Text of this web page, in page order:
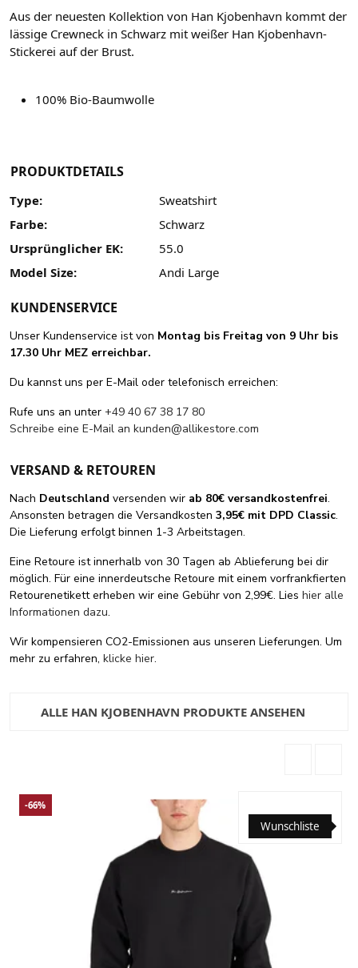
Aus der neuesten Kollektion von Han Kjobenhavn kommt der
lässige Crewneck in Schwarz mit weißer Han Kjobenhavn-
Stickerei auf der Brust.
100% Bio-Baumwolle
PRODUKTDETAILS
Type:
Sweatshirt
Farbe:
Schwarz
Ursprünglicher EK:
55.0
Model Size:
Andi Large
KUNDENSERVICE
Unser Kundenservice ist von Montag bis Freitag von 9 Uhr bis
17.30 Uhr MEZ erreichbar.
Du kannst uns per E-Mail oder telefonisch erreichen:
Rufe uns an unter +49 40 67 38 17 80
Schreibe eine E-Mail an kunden@allikestore.com
VERSAND & RETOUREN
Nach Deutschland versenden wir ab 80€ versandkostenfrei.
Ansonsten betragen die Versandkosten 3,95€ mit DPD Classic.
Die Lieferung erfolgt binnen 1-3 Arbeitstagen.
Eine Retoure ist innerhalb von 30 Tagen ab Ablieferung bei dir
möglich. Für eine innerdeutsche Retoure mit einem vorfrankfierten
Retourenetikett erheben wir eine Gebühr von 2,99€. Lies hier alle
Informationen dazu.
Wir kompensieren CO2-Emissionen aus unseren Lieferungen. Um
mehr zu erfahren, klicke hier.
ALLE HAN KJOBENHAVN PRODUKTE ANSEHEN
Wunschliste
-66%